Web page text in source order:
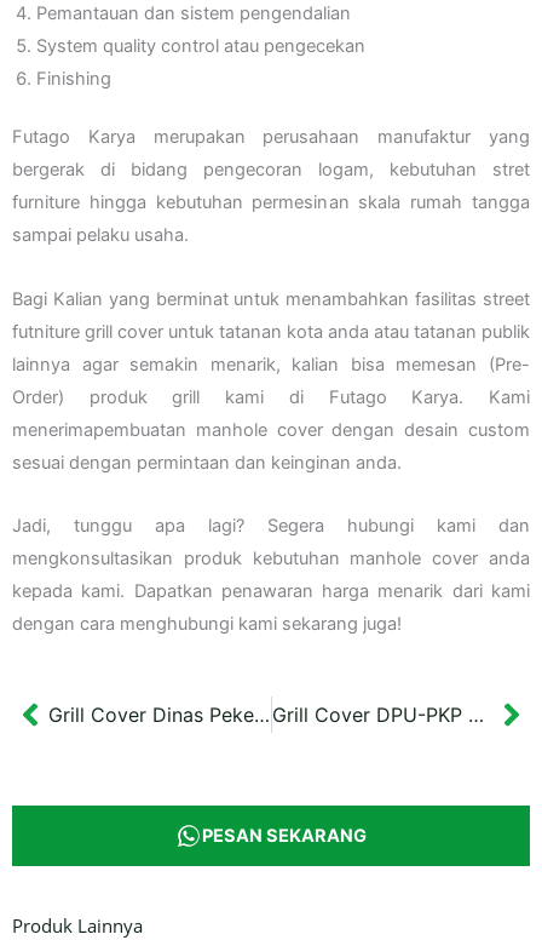
Pemantauan dan sistem pengendalian
System quality control atau pengecekan
Finishing
Futago Karya merupakan perusahaan manufaktur yang
bergerak di bidang pengecoran logam, kebutuhan stret
furniture hingga kebutuhan permesinan skala rumah tangga
sampai pelaku usaha.
Bagi Kalian yang berminat untuk menambahkan fasilitas street
futniture grill cover untuk tatanan kota anda atau tatanan publik
lainnya agar semakin menarik, kalian bisa memesan (Pre-
Order) produk grill kami di Futago Karya. Kami
menerimapembuatan manhole cover dengan desain custom
sesuai dengan permintaan dan keinginan anda.
Jadi, tunggu apa lagi? Segera hubungi kami dan
mengkonsultasikan produk kebutuhan manhole cover anda
kepada kami. Dapatkan penawaran harga menarik dari kami
dengan cara menghubungi kami sekarang juga!
Prev Grill Cover Dinas Pekerjaan Umum (DPU) Malangkucecwara Grill Cover DPU-PKP Kabupaten Sleman
PESAN SEKARANG
Produk Lainnya